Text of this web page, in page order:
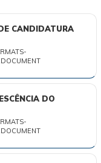
CANDIDATURA
DO